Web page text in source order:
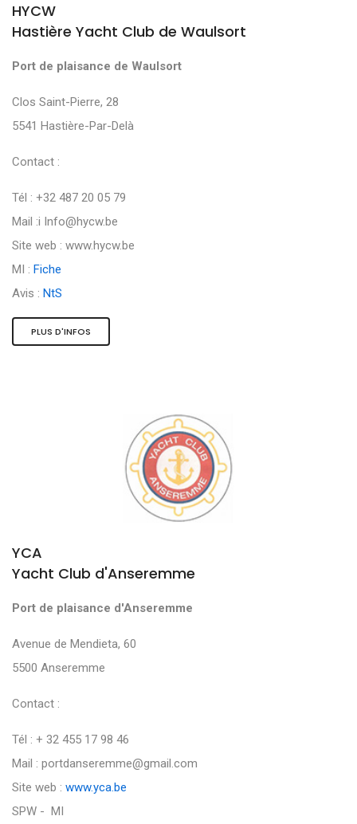
HYCW
Hastière Yacht Club de Waulsort
Port de plaisance de Waulsort
Clos Saint-Pierre, 28
5541 Hastière-Par-Delà
Contact :
Tél : +32 487 20 05 79
Mail :i Info@hycw.be
Site web : www.hycw.be
MI : Fiche
Avis : NtS
PLUS D'INFOS
YCA
Yacht Club d'Anseremme
Port de plaisance d'Anseremme
Avenue de Mendieta, 60
5500 Anseremme
Contact :
Tél : + 32 455 17 98 46
Mail : portdanseremme@gmail.com
Site web : www.yca.be
SPW - MI